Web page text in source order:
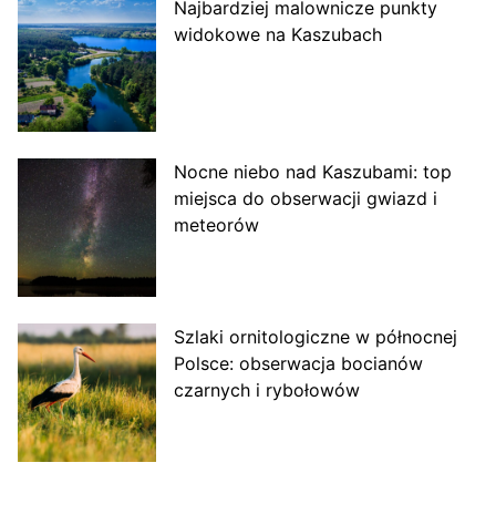
Najbardziej malownicze punkty
widokowe na Kaszubach
Nocne niebo nad Kaszubami: top
miejsca do obserwacji gwiazd i
meteorów
Szlaki ornitologiczne w północnej
Polsce: obserwacja bocianów
czarnych i rybołowów